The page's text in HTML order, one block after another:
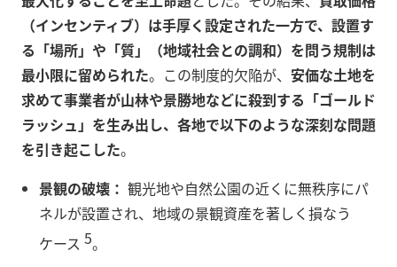
（インセンティブ）は手厚く設定された一方で、設置す
る「場所」や「質」（地域社会との調和）を問う規制は
最小限に留められた。この制度的欠陥が、 安価な土地を
求めて事業者が山林や景勝地などに殺到する「ゴールド
ラッシュ」を生み出し、各地で以下のような深刻な問題
を引き起こした。
景観の破壊： 観光地や自然公園の近くに無秩序にパ
ネルが設置され、地域の景観資産を著しく損なう
ケース 5。